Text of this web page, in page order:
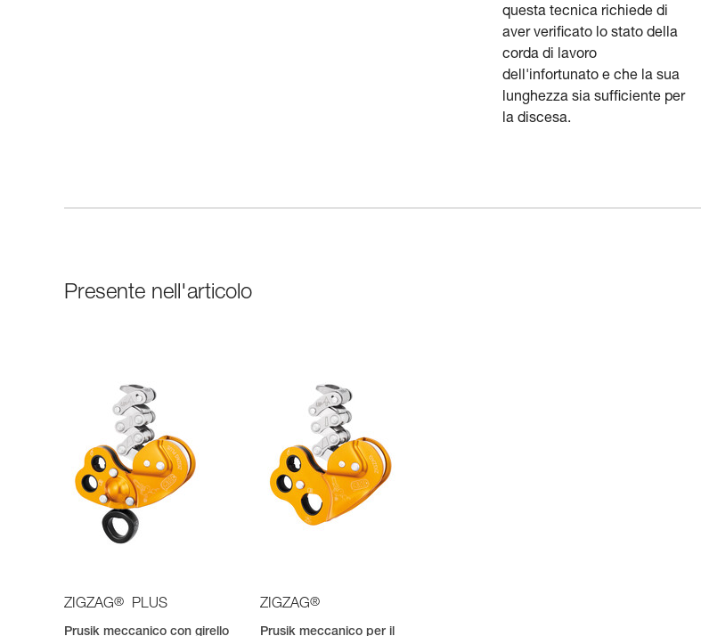
questa tecnica richiede di
aver verificato lo stato della
corda di lavoro
dell'infortunato e che la sua
lunghezza sia sufficiente per
la discesa.
Presente nell'articolo
ZIGZAG® PLUS
Prusik meccanico con girello
ZIGZAG®
Prusik meccanico per il